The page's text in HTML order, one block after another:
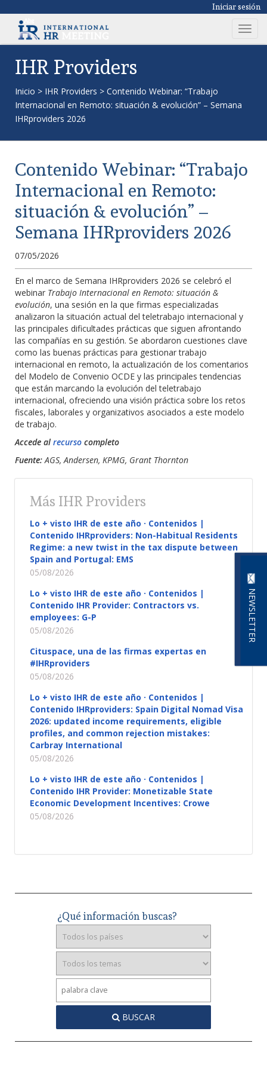
Iniciar sesión
T
o
v
g
NEWSLETTER
IHR Providers
Inicio > IHR Providers > Contenido Webinar: “Trabajo
Internacional en Remoto: situación & evolución” – Semana
IHRproviders 2026
Contenido Webinar: “Trabajo
Internacional en Remoto:
situación & evolución” –
Semana IHRproviders 2026
07/05/2026
En el marco de Semana IHRproviders 2026 se celebró el
webinar Trabajo Internacional en Remoto: situación &
evolución, una sesión en la que firmas especializadas
analizaron la situación actual del teletrabajo internacional y
las principales dificultades prácticas que siguen afrontando
las compañías en su gestión. Se abordaron cuestiones clave
como las buenas prácticas para gestionar trabajo
internacional en remoto, la actualización de los comentarios
del Modelo de Convenio OCDE y las principales tendencias
que están marcando la evolución del teletrabajo
internacional, ofreciendo una visión práctica sobre los retos
fiscales, laborales y organizativos asociados a este modelo
de trabajo.
Accede al recurso completo
Fuente:AGS, Andersen, KPMG, Grant Thornton
Más IHR Providers
Lo + visto IHR de este año · Contenidos |
Contenido IHRproviders: Non-Habitual Residents
Regime: a new twist in the tax dispute between
Spain and Portugal: EMS
05/08/2026
Lo + visto IHR de este año · Contenidos |
Contenido IHR Provider: Contractors vs.
employees: G-P
05/08/2026
Cituspace, una de las firmas expertas en
#IHRproviders
05/08/2026
Lo + visto IHR de este año · Contenidos |
Contenido IHRproviders: Spain Digital Nomad Visa
2026: updated income requirements, eligible
profiles, and common rejection mistakes:
Carbray International
05/08/2026
Lo + visto IHR de este año · Contenidos |
Contenido IHR Provider: Monetizable State
Economic Development Incentives: Crowe
05/08/2026
¿Qué información buscas?
BUSCAR